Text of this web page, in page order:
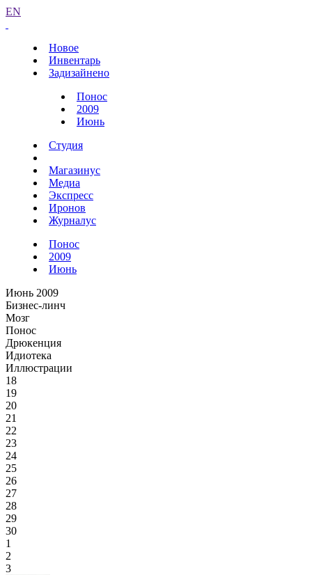
EN
Новое
Инвентарь
Задизайнено
Понос
2009
Июнь
Студия
Магазинус
Медиа
Экспресс
Иронов
Журналус
Понос
2009
Июнь
Июнь 2009
Бизнес-линч
Мозг
Понос
Дрюкенция
Идиотека
Иллюстрации
18
19
20
21
22
23
24
25
26
27
28
29
30
1
2
3